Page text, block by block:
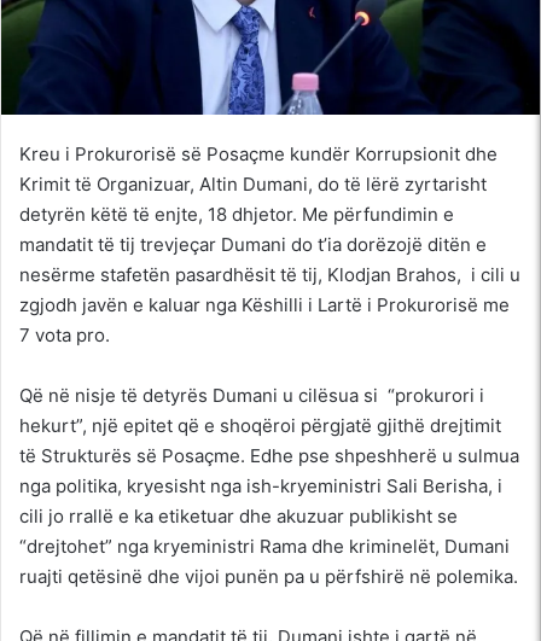
Kreu i Prokurorisë së Posaçme kundër Korrupsionit dhe
Krimit të Organizuar, Altin Dumani, do të lërë zyrtarisht
detyrën këtë të enjte, 18 dhjetor. Me përfundimin e
mandatit të tij trevjeçar Dumani do t’ia dorëzojë ditën e
nesërme stafetën pasardhësit të tij, Klodjan Brahos, i cili u
zgjodh javën e kaluar nga Këshilli i Lartë i Prokurorisë me
7 vota pro.
Që në nisje të detyrës Dumani u cilësua si “prokurori i
hekurt”, një epitet që e shoqëroi përgjatë gjithë drejtimit
të Strukturës së Posaçme. Edhe pse shpeshherë u sulmua
nga politika, kryesisht nga ish-kryeministri Sali Berisha, i
cili jo rrallë e ka etiketuar dhe akuzuar publikisht se
“drejtohet” nga kryeministri Rama dhe kriminelët, Dumani
ruajti qetësinë dhe vijoi punën pa u përfshirë në polemika.